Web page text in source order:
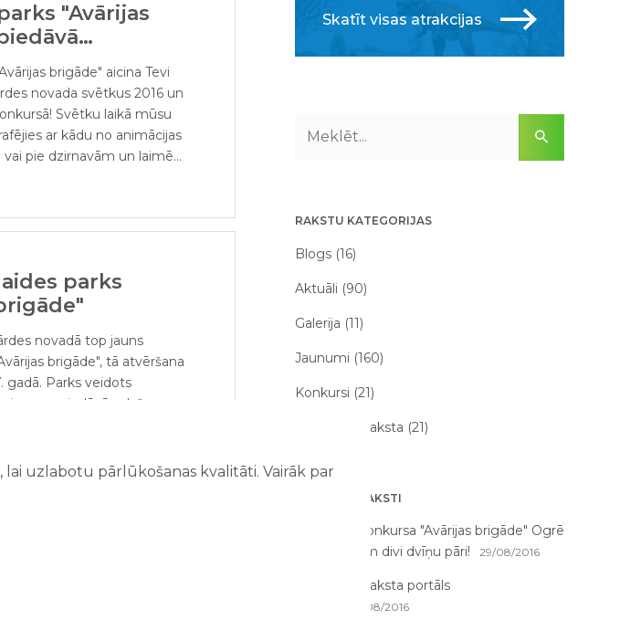
"Avārijas
brigāde" aicina Tevi
novada svētkus 2016 un
Svētku laikā mūsu
ar kādu no animācijas
pie dzirnavām un laimē
parks
novadā top jauns
brigāde", tā atvēršana
gadā. Parks veidots
un piedāvās plašu
Skatīt visas atrakcijas
RAKSTU KATEGORIJAS
Blogs (16)
Aktuāli (90)
Galerija (11)
Jaunumi (160)
Konkursi (21)
Par mums raksta (21)
JAUNĀKIE RAKSTI
Starp fotokonkursa "Avārijas brigāde" Ogrē
uzvarētājiem divi dvīņu pāri!
29/08/2016
Par mums raksta portāls
26/08/2016
lai uzlabotu pārlūkošanas kvalitāti. Vairāk par